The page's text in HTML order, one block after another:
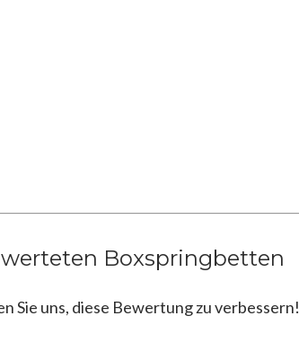
Boxspringbetten
uns, diese Bewertung zu verbessern!